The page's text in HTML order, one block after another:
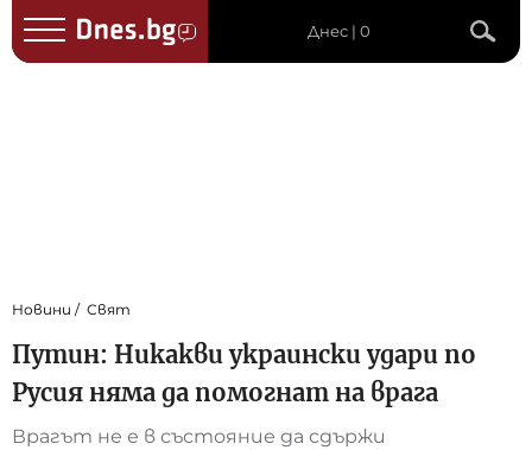
Днес | 0
Новини Свят
Путин: Никакви украински удари по
Русия няма да помогнат на врага
Врагът не е в състояние да сдържи